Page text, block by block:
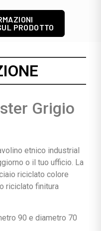
PRODOTTO
Grigio
etnico industrial
o il tuo ufficio. La
riciclato colore
riciclato finitura
90 e diametro 70